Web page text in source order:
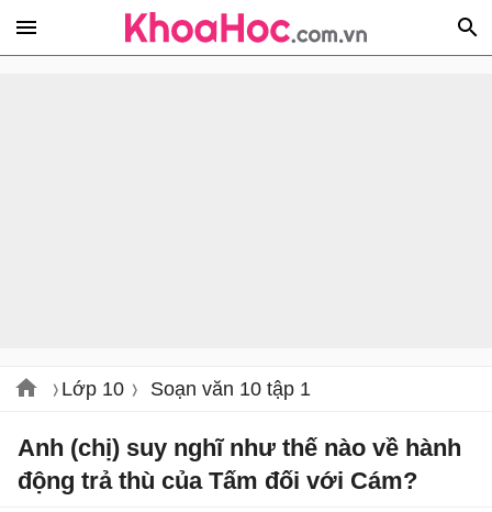
Lớp 10 Soạn văn 10 tập 1
Anh (chị) suy nghĩ như thế nào về hành
động trả thù của Tấm đối với Cám?